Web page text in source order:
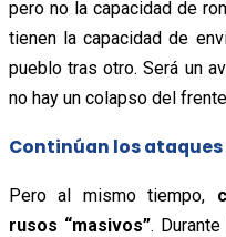
pero no la capacidad de
tienen la capacidad de
pueblo tras otro. Será un
no hay un colapso del
Continúan los ataques
Pero al mismo tiempo,
rusos “masivos”.